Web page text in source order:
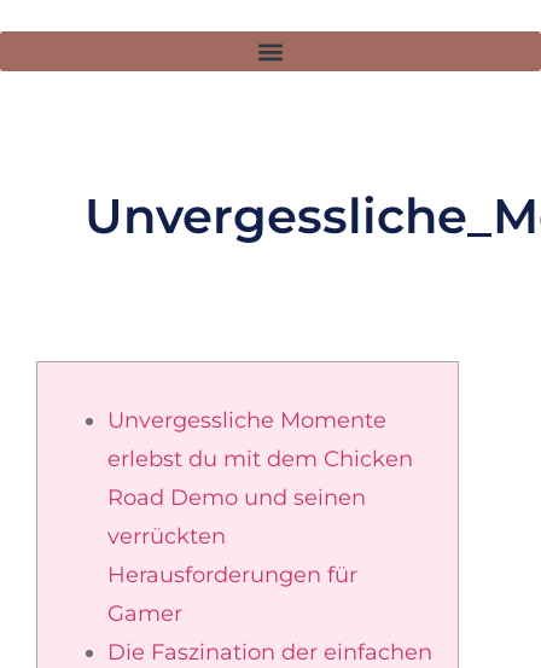
Unvergessliche Momente
erlebst du mit dem Chicken
Road Demo und seinen
verrückten
Herausforderungen für
Gamer
Die Faszination der einfachen